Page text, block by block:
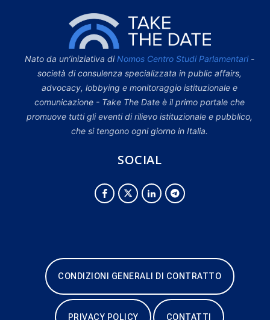
Nato da un’iniziativa di Nomos Centro Studi Parlamentari-
società di consulenza specializzata in public affairs,
advocacy, lobbying e monitoraggio istituzionale e
comunicazione - Take The Date è il primo portale che
promuove tutti gli eventi di rilievo istituzionale e pubblico,
che si tengono ogni giorno in Italia.
SOCIAL
CONDIZIONI GENERALI DI CONTRATTO
PRIVACY POLICY CONTATTI